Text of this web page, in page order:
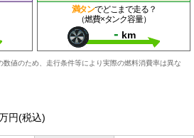
満タンでどこまで走る？
（燃費×タンク容量）
- km
値のため、走行条件等により実際の燃料消費率は異な
円(税込)